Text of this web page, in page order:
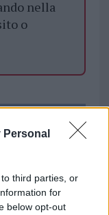
Personal
third parties, or
for
below opt-out
nella
o
di